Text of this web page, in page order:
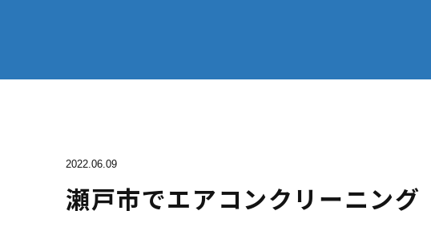
2022.06.09
瀬戸市でエアコンクリーニング